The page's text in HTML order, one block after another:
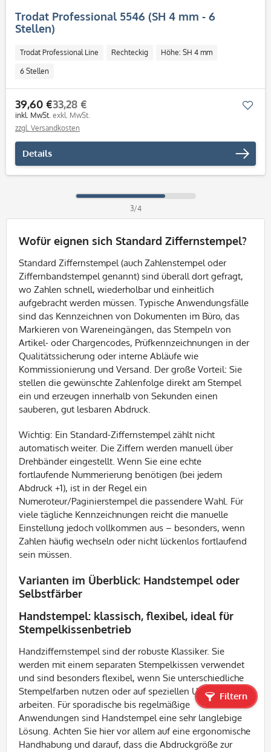
Filtern
Trodat Professional 5546 (SH 4 mm - 6
Stellen)
Trodat Professional Line Rechteckig Höhe: SH 4 mm
6 Stellen
39,60 €
inkl. MwSt.
33,28 €
exkl. MwSt.
zzgl. Versandkosten
Details
3/4
Wofür eignen sich Standard Ziffernstempel?
Standard Ziffernstempel (auch Zahlenstempel oder
Ziffernbandstempel genannt) sind überall dort gefragt,
wo Zahlen schnell, wiederholbar und einheitlich
aufgebracht werden müssen. Typische Anwendungsfälle
sind das Kennzeichnen von Dokumenten im Büro, das
Markieren von Wareneingängen, das Stempeln von
Artikel- oder Chargencodes, Prüfkennzeichnungen in der
Qualitätssicherung oder interne Abläufe wie
Kommissionierung und Versand. Der große Vorteil: Sie
stellen die gewünschte Zahlenfolge direkt am Stempel
ein und erzeugen innerhalb von Sekunden einen
sauberen, gut lesbaren Abdruck.
Wichtig: Ein Standard-Ziffernstempel zählt nicht
automatisch weiter. Die Ziffern werden manuell über
Drehbänder eingestellt. Wenn Sie eine echte
fortlaufende Nummerierung benötigen (bei jedem
Abdruck +1), ist in der Regel ein
Numeroteur/Paginierstempel die passendere Wahl. Für
viele tägliche Kennzeichnungen reicht die manuelle
Einstellung jedoch vollkommen aus – besonders, wenn
Zahlen häufig wechseln oder nicht lückenlos fortlaufend
sein müssen.
Varianten im Überblick: Handstempel oder
Selbstfärber
Handstempel: klassisch, flexibel, ideal für
Stempelkissenbetrieb
Handziffernstempel sind der robuste Klassiker. Sie
werden mit einem separaten Stempelkissen verwendet
und sind besonders flexibel, wenn Sie unterschiedliche
Stempelfarben nutzen oder auf speziellen Untergründen
arbeiten. Für sporadische bis regelmäßige
Anwendungen sind Handstempel eine sehr langlebige
Lösung. Achten Sie hier vor allem auf eine ergonomische
Handhabung und darauf, dass die Abdruckgröße zur